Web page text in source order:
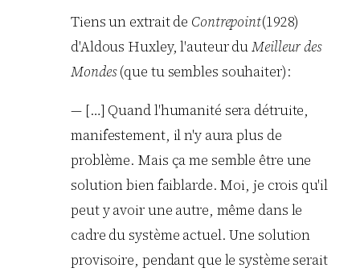
Tiens un extrait de Contrepoint(1928)
d'Aldous Huxley, l'auteur duMeilleur des
Mondes(que tu sembles souhaiter):
— […] Quand l'humanité sera détruite,
manifestement, il n'y aura plus de
problème. Mais ça me semble être une
solution bien faiblarde. Moi, je crois qu'il
peut y avoir une autre, même dans le
cadre du système actuel. Une solution
provisoire, pendant que le système serait